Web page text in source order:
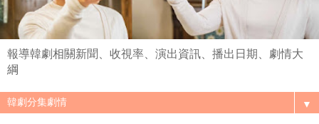
報導韓劇相關新聞、收視率、演出資訊、播出日期、劇情大
綱
▼